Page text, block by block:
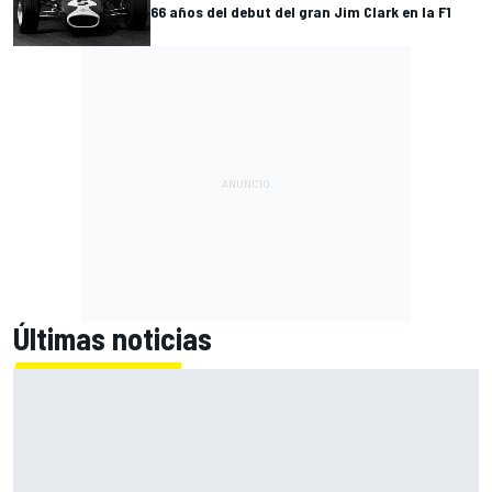
66 años del debut del gran Jim Clark en la F1
Últimas noticias